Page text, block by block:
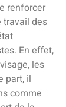
renforcer
travail des
En effet,
les
part, il
comme